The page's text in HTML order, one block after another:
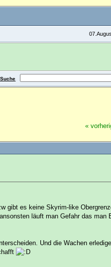
«
gibt es keine Skyrim-like
läuft man Gefahr das man
Und die Wachen